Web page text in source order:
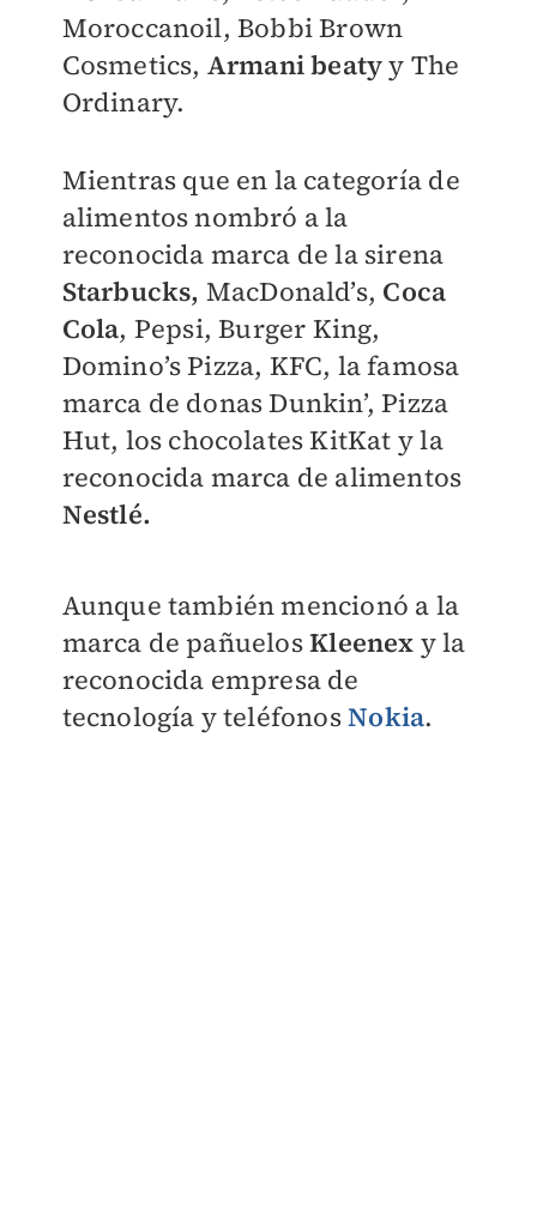
Moroccanoil, Bobbi Brown
Cosmetics, Armani beatyy The
Ordinary.
Mientras que en la categoría de
alimentos nombró a la
reconocida marca de la sirena
Starbucks, MacDonald’s, Coca
Cola, Pepsi, Burger King,
Domino’s Pizza, KFC, la famosa
marca de donas Dunkin’, Pizza
Hut, los chocolates KitKat y la
reconocida marca de alimentos
Nestlé.
Aunque también mencionó a la
marca de pañuelosKleenex y la
reconocida empresa de
tecnología y teléfonosNokia.